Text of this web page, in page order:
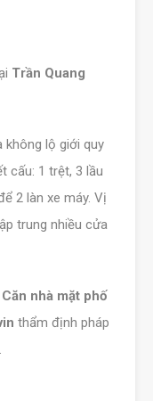
Trần Quang
không lộ giới quy
cấu: 1 trệt, 3 lầu
2 làn xe máy. Vị
trung nhiều cửa
Căn nhà mặt phố
thẩm định pháp